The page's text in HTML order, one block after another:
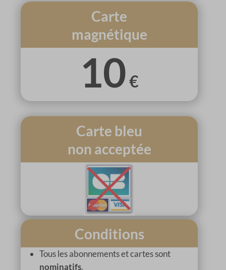
Carte
magnétique
10€
Carte bleu
non acceptée
Conditions
Tous les abonnements et cartes sont
nominatifs.